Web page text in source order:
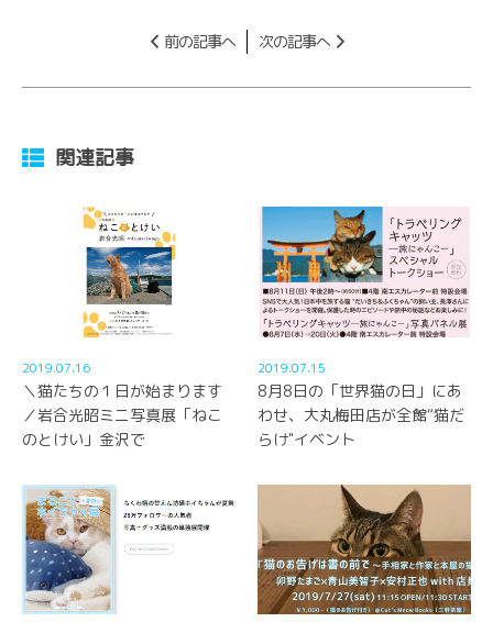
前の記事へ 次の記事へ
関連記事
2019.07.16
＼猫たちの１日が始まります
／岩合光昭ミニ写真展「ねこ
のとけい」金沢で
2019.07.15
8月8日の「世界猫の日」にあ
わせ、大丸梅田店が全館“猫だ
らけ"イベント